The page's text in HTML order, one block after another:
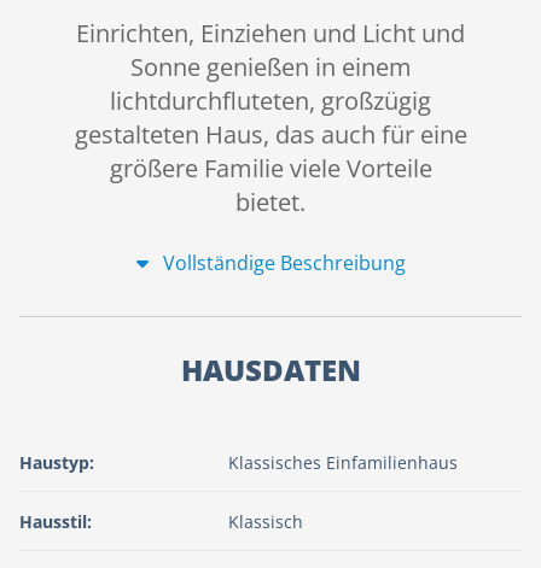
Einrichten, Einziehen und Licht und
Sonne genießen in einem
lichtdurchfluteten, großzügig
gestalteten Haus, das auch für eine
größere Familie viele Vorteile
bietet.
Vollständige Beschreibung
HAUSDATEN
Haustyp: Klassisches Einfamilienhaus
Hausstil: Klassisch